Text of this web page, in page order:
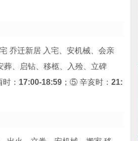
乔迁新居 入宅、安机械、会亲
葬、启钻、移柩、入殓、立碑
： 17:00-18:59 ；⑤ 辛亥时： 21: